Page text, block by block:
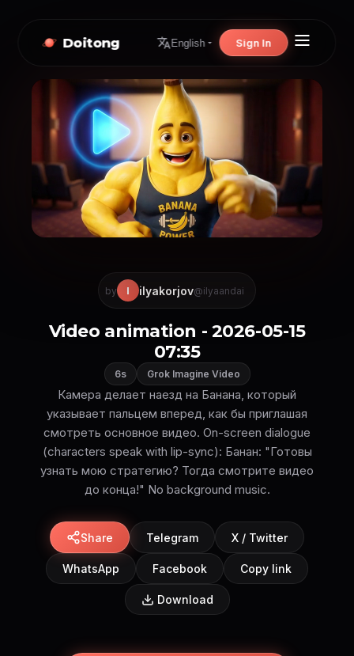
Doitong English Sign In
by I ilyakorjov@ilyaandai
Video animation - 2026-05-15
07:35
6s Grok Imagine Video
Камера делает наезд на Банана, который
указывает пальцем вперед, как бы приглашая
смотреть основное видео. On-screen dialogue
(characters speak with lip-sync): Банан: "Готовы
узнать мою стратегию? Тогда смотрите видео
до конца!" No background music.
Share Telegram X / Twitter
WhatsApp Facebook Copy link
Download